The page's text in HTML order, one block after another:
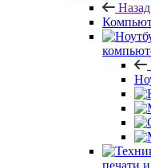
Назад
печати